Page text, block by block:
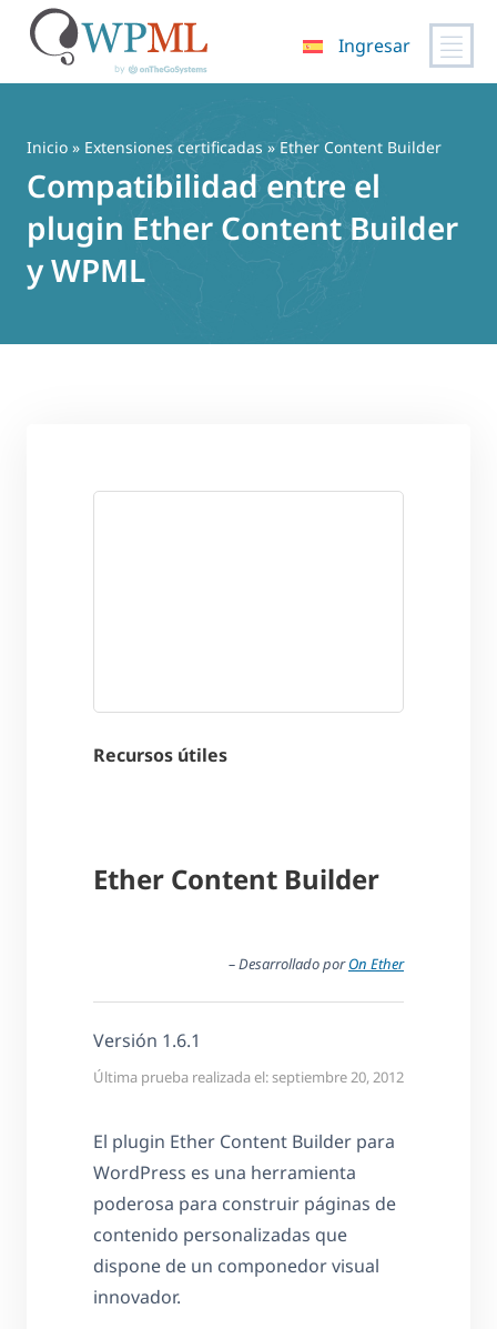
contenido
Ingresar
Inicio » Extensiones certificadas » Ether Content Builder
Compatibilidad entre el
plugin Ether Content Builder
y WPML
Recursos útiles
Ether Content Builder
– Desarrollado porOn Ether
Versión 1.6.1
Última prueba realizada el: septiembre 20, 2012
El plugin Ether Content Builder para
WordPress es una herramienta
poderosa para construir páginas de
contenido personalizadas que
dispone de un componedor visual
innovador.